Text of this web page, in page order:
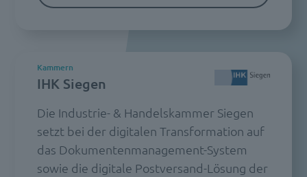
IHK Siegen
Kammern
Die Industrie- & Handelskammer Siegen
setzt bei der digitalen Transformation auf
das Dokumentenmanagement-System
sowie die digitale Postversand-Lösung der